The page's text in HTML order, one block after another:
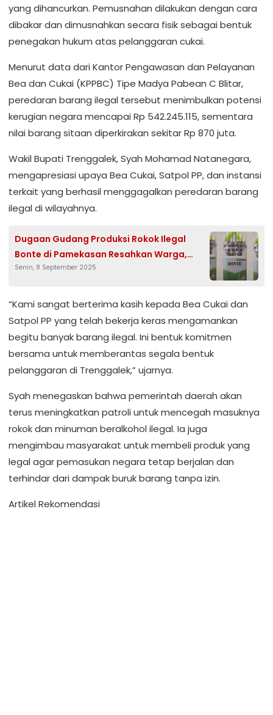
yang dihancurkan. Pemusnahan dilakukan dengan cara
dibakar dan dimusnahkan secara fisik sebagai bentuk
penegakan hukum atas pelanggaran cukai.
Menurut data dari Kantor Pengawasan dan Pelayanan
Bea dan Cukai (KPPBC) Tipe Madya Pabean C Blitar,
peredaran barang ilegal tersebut menimbulkan potensi
kerugian negara mencapai Rp 542.245.115, sementara
nilai barang sitaan diperkirakan sekitar Rp 870 juta.
Wakil Bupati Trenggalek, Syah Mohamad Natanegara,
mengapresiasi upaya Bea Cukai, Satpol PP, dan instansi
terkait yang berhasil menggagalkan peredaran barang
ilegal di wilayahnya.
Dugaan Gudang Produksi Rokok Ilegal
Bonte di Pamekasan Resahkan Warga,
Pemerintah Diminta Bertindak Tegas
Senin, 8 September 2025
“Kami sangat berterima kasih kepada Bea Cukai dan
Satpol PP yang telah bekerja keras mengamankan
begitu banyak barang ilegal. Ini bentuk komitmen
bersama untuk memberantas segala bentuk
pelanggaran di Trenggalek,” ujarnya.
Syah menegaskan bahwa pemerintah daerah akan
terus meningkatkan patroli untuk mencegah masuknya
rokok dan minuman beralkohol ilegal. Ia juga
mengimbau masyarakat untuk membeli produk yang
legal agar pemasukan negara tetap berjalan dan
terhindar dari dampak buruk barang tanpa izin.
Artikel Rekomendasi